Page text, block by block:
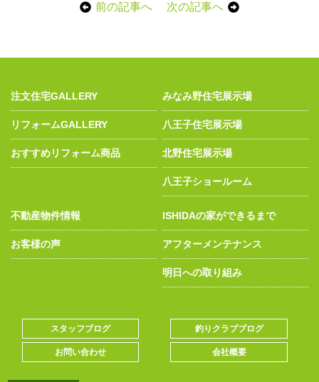
前の記事へ 次の記事へ
注文住宅GALLERY
リフォームGALLERY
おすすめリフォーム商品
みなみ野住宅展示場
八王子住宅展示場
北野住宅展示場
八王子ショールーム
不動産物件情報
お客様の声
ISHIDAの家ができるまで
アフターメンテナンス
明日への取り組み
スタッフブログ 釣りクラブブログ
お問い合わせ 会社概要